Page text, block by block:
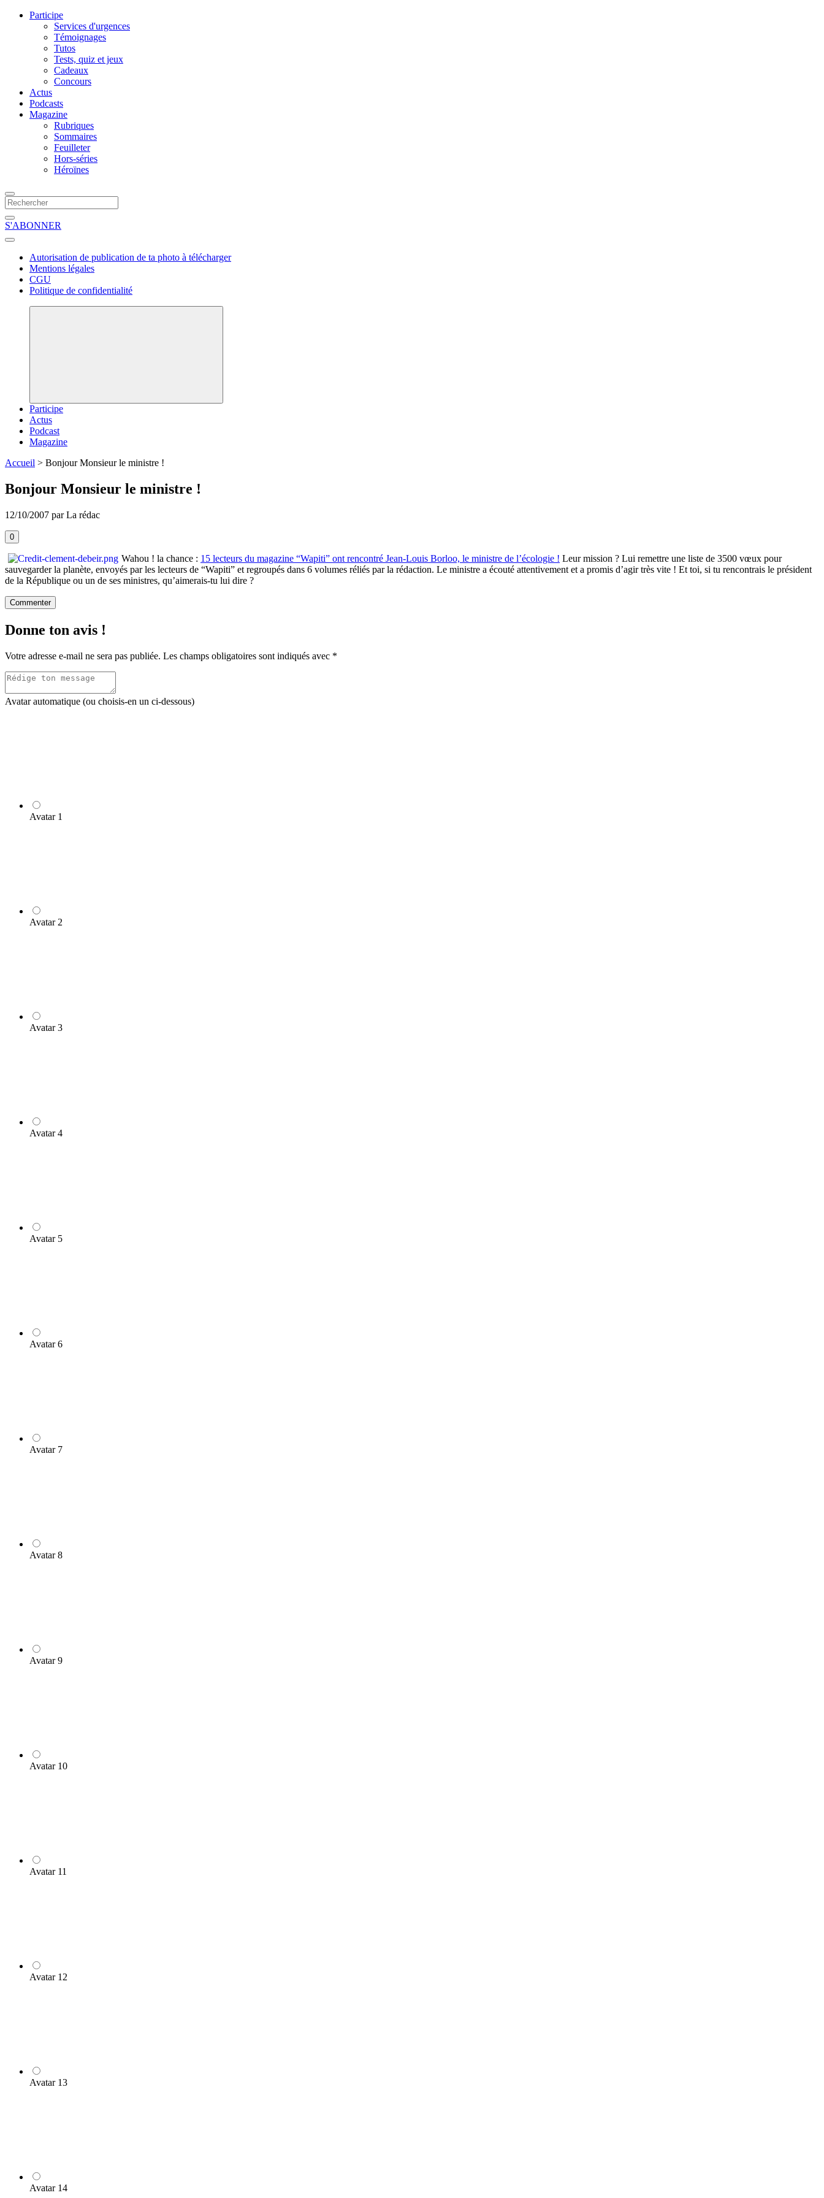
Participe
Services d'urgences
Témoignages
Tutos
Tests, quiz et jeux
Cadeaux
Concours
Actus
Podcasts
Magazine
Rubriques
Sommaires
Feuilleter
Hors-séries
Héroïnes
S'ABONNER
Autorisation de publication de ta photo à télécharger
Mentions légales
CGU
Politique de confidentialité
Participe
Actus
Podcast
Magazine
Accueil > Bonjour Monsieur le ministre !
Bonjour Monsieur le ministre !
12/10/2007 par La rédac
0
Wahou ! la chance : 15 lecteurs du magazine “Wapiti” ont rencontré Jean-Louis Borloo, le ministre de l’écologie ! Leur mission ? Lui remettre une liste de 3500 vœux pour
sauvegarder la planète, envoyés par les lecteurs de “Wapiti” et regroupés dans 6 volumes réliés par la rédaction. Le ministre a écouté attentivement et a promis d’agir très vite ! Et toi, si tu rencontrais le président
de la République ou un de ses ministres, qu’aimerais-tu lui dire ?
Commenter
Donne ton avis !
Votre adresse e-mail ne sera pas publiée. Les champs obligatoires sont indiqués avec *
Avatar automatique (ou choisis-en un ci-dessous)
Avatar 1
Avatar 2
Avatar 3
Avatar 4
Avatar 5
Avatar 6
Avatar 7
Avatar 8
Avatar 9
Avatar 10
Avatar 11
Avatar 12
Avatar 13
Avatar 14